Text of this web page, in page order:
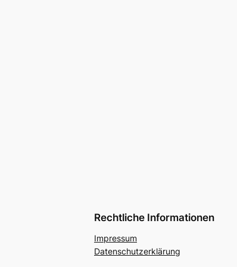
Rechtliche Informationen
Impressum
Datenschutzerklärung